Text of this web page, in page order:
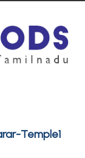
Temple1